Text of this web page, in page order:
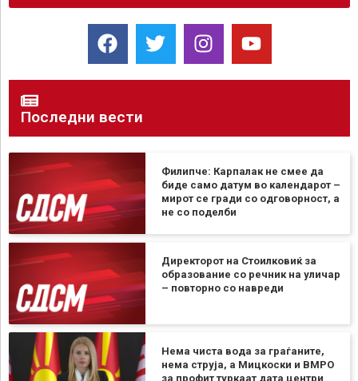
Последни вести
Филипче: Карпалак не смее да
биде само датум во календарот –
мирот се гради со одговорност, а
не со поделби
Директорот на Стоилковиќ за
образование со речник на уличар
– повторно со навреди
Нема чиста вода за граѓаните,
нема струја, а Мицкоски и ВМРО
за профит туркаат дата центри